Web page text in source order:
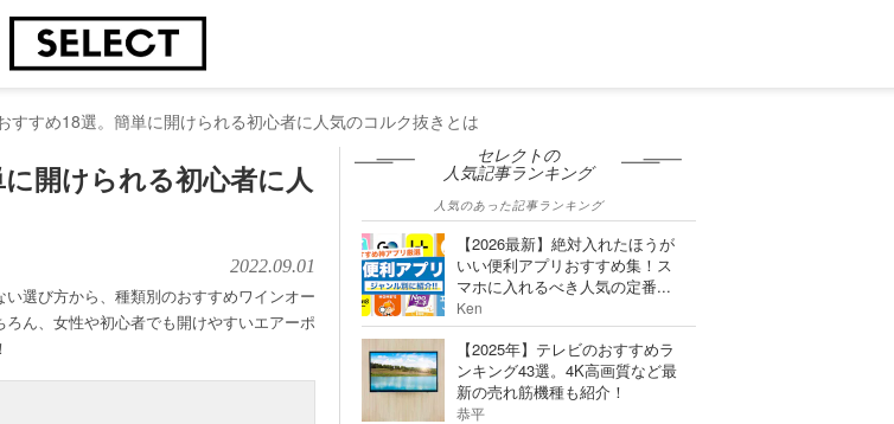
すすめ18選。簡単に開けられる初心者に人気のコルク抜きとは
開けられる初心者に人
2022.09.01
選び方から、種類別のおすすめワインオー
ん、女性や初心者でも開けやすいエアーポ
セレクトの
人気記事ランキング
人気のあった記事ランキング
【2026最新】絶対入れたほうが
いい便利アプリおすすめ集！ス
マホに入れるべき人気の定番...
Ken
【2025年】テレビのおすすめラ
ンキング43選。4K高画質など最
新の売れ筋機種も紹介！
恭平